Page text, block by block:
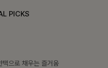
PICKS
로 채우는 즐거움